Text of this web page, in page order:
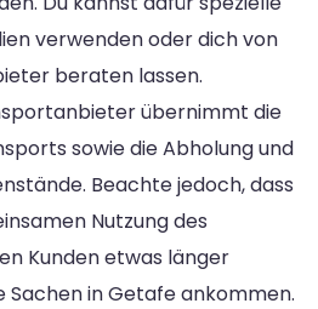
verwenden oder dich von
beraten lassen.
übernimmt die
sowie die Abholung und
Beachte jedoch, dass
Nutzung des
Kunden etwas länger
Sachen in Getafe ankommen.